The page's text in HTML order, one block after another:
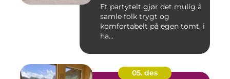
Et partytelt gjør det mulig å
samle folk trygt og
komfortabelt på egen tomt, i
ha...
05. des